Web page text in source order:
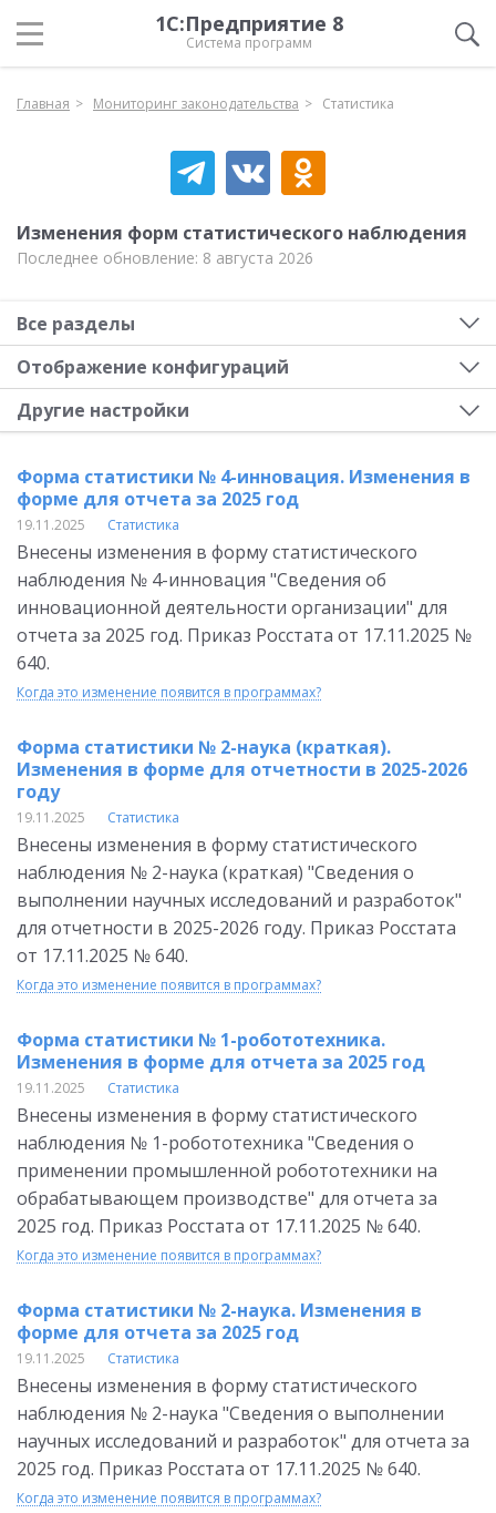
1С:Предприятие 8
Система программ
Главная Мониторинг законодательства Статистика
Изменения форм статистического наблюдения
Последнее обновление: 8 августа 2026
Форма статистики № 4-инновация. Изменения в
форме для отчета за 2025 год
19.11.2025 Статистика
Внесены изменения в форму статистического
наблюдения № 4-инновация "Сведения об
инновационной деятельности организации" для
отчета за 2025 год. Приказ Росстата от 17.11.2025 №
640.
Когда это изменение появится в программах?
Форма статистики № 2-наука (краткая).
Изменения в форме для отчетности в 2025-2026
году
19.11.2025 Статистика
Внесены изменения в форму статистического
наблюдения № 2-наука (краткая) "Сведения о
выполнении научных исследований и разработок"
для отчетности в 2025-2026 году. Приказ Росстата
от 17.11.2025 № 640.
Когда это изменение появится в программах?
Форма статистики № 1-робототехника.
Изменения в форме для отчета за 2025 год
19.11.2025 Статистика
Внесены изменения в форму статистического
наблюдения № 1-робототехника "Сведения о
применении промышленной робототехники на
обрабатывающем производстве" для отчета за
2025 год. Приказ Росстата от 17.11.2025 № 640.
Когда это изменение появится в программах?
Форма статистики № 2-наука. Изменения в
форме для отчета за 2025 год
19.11.2025 Статистика
Внесены изменения в форму статистического
наблюдения № 2-наука "Сведения о выполнении
научных исследований и разработок" для отчета за
2025 год. Приказ Росстата от 17.11.2025 № 640.
Когда это изменение появится в программах?
Все разделы
Отображение конфигураций
Другие настройки